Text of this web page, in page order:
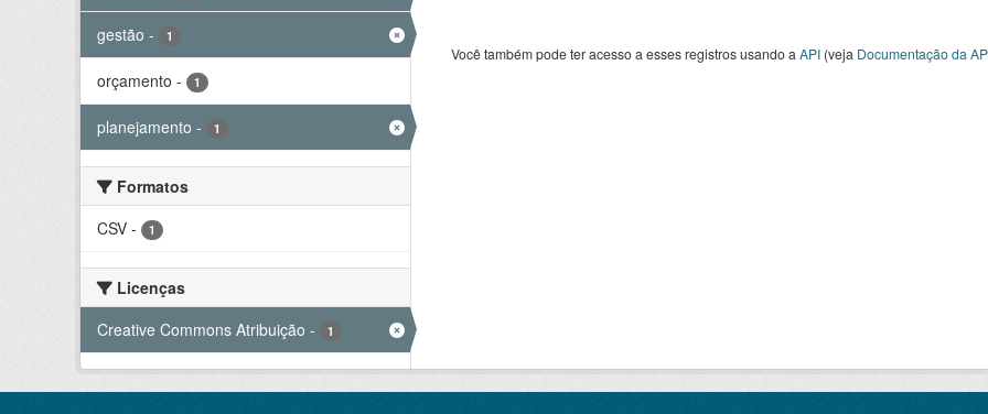
gestão - 1
orçamento - 1
planejamento - 1
Formatos
CSV - 1
Licenças
Creative Commons Atribuição - 1
Você também pode ter acesso a esses registros usando a API(veja Documentação da